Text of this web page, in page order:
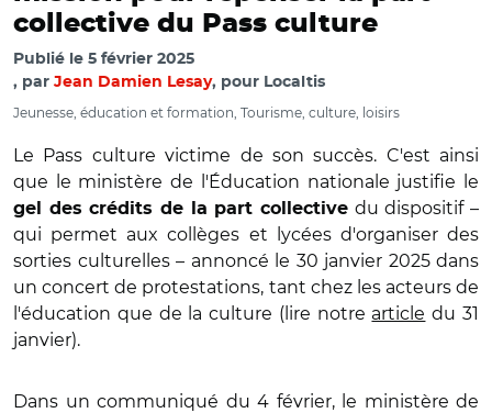
collective du Pass culture
Publié le 5 février 2025
par Jean Damien Lesay, pour Localtis
Jeunesse, éducation et formation, Tourisme, culture, loisirs
Le Pass culture victime de son succès. C'est ainsi
que le ministère de l'Éducation nationale justifie le
gel des crédits de la part collective du dispositif –
qui permet aux collèges et lycées d'organiser des
sorties culturelles – annoncé le 30 janvier 2025 dans
un concert de protestations, tant chez les acteurs de
l'éducation que de la culture (lire notre article du 31
janvier).
Dans un communiqué du 4 février, le ministère de